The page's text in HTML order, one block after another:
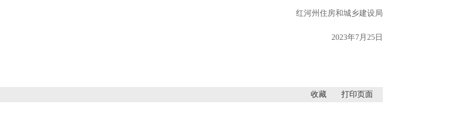
红河州住房和城乡建设局
2023年7月25日
收藏